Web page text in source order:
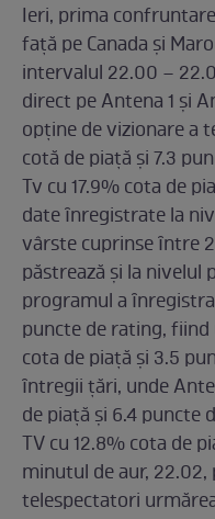
Ieri, prima
faţă pe Canada și
intervalul 22.00 –
direct pe Antena 1 și
opţine de vizionare a
cotă de piață și 7.3
Tv cu 17.9% cota de
date ȋnregistrate la
vârste cuprinse ȋntre
păstrează şi la nivelul
programul a
puncte de rating,
cota de piaţă și 3.5
ȋntregii ţări, unde
de piaţă și 6.4
TV cu 12.8% cota de
minutul de aur, 22.02,
telespectatori